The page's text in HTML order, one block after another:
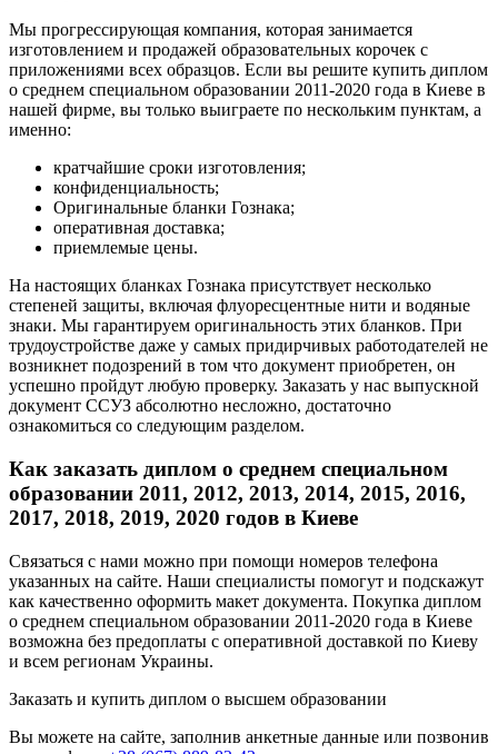
Мы прогрессирующая компания, которая занимается
изготовлением и продажей образовательных корочек с
приложениями всех образцов. Если вы решите купить диплом
о среднем специальном образовании 2011-2020 года в Киеве в
нашей фирме, вы только выиграете по нескольким пунктам, а
именно:
кратчайшие сроки изготовления;
конфиденциальность;
Оригинальные бланки Гознака;
оперативная доставка;
приемлемые цены.
На настоящих бланках Гознака присутствует несколько
степеней защиты, включая флуоресцентные нити и водяные
знаки. Мы гарантируем оригинальность этих бланков. При
трудоустройстве даже у самых придирчивых работодателей не
возникнет подозрений в том что документ приобретен, он
успешно пройдут любую проверку. Заказать у нас выпускной
документ ССУЗ абсолютно несложно, достаточно
ознакомиться со следующим разделом.
Как заказать диплом о среднем специальном
образовании 2011, 2012, 2013, 2014, 2015, 2016,
2017, 2018, 2019, 2020 годов в Киеве
Связаться с нами можно при помощи номеров телефона
указанных на сайте. Наши специалисты помогут и подскажут
как качественно оформить макет документа. Покупка диплом
о среднем специальном образовании 2011-2020 года в Киеве
возможна без предоплаты с оперативной доставкой по Киеву
и всем регионам Украины.
Заказать и купить диплом о высшем образовании
Вы можете на сайте, заполнив анкетные данные или позвонив